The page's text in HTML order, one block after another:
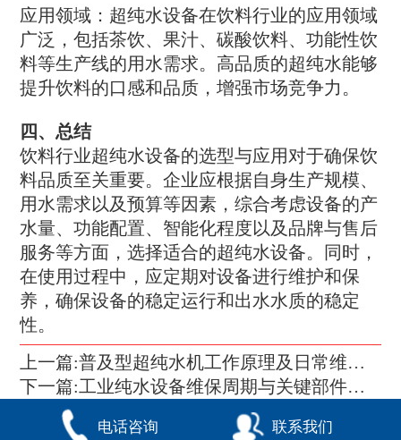
‌应用领域‌：超纯水设备在饮料行业的应用领域
广泛，包括茶饮、果汁、碳酸饮料、功能性饮
料等生产线的用水需求。高品质的超纯水能够
提升饮料的口感和品质，增强市场竞争力。
四、总结
饮料行业超纯水设备的选型与应用对于确保饮
料品质至关重要。企业应根据自身生产规模、
用水需求以及预算等因素，综合考虑设备的产
水量、功能配置、智能化程度以及品牌与售后
服务等方面，选择适合的超纯水设备。同时，
在使用过程中，应定期对设备进行维护和保
养，确保设备的稳定运行和出水水质的稳定
性。
上一篇:普及型超纯水机工作原理及日常维护指南
下一篇:工业纯水设备维保周期与关键部件维护要点解析
电话咨询 联系我们